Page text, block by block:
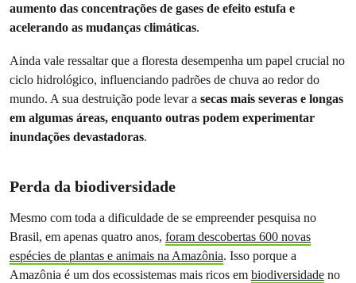
aumento das concentrações de gases de efeito estufa e
acelerando as mudanças climáticas.
Ainda vale ressaltar que a floresta desempenha um papel crucial no
ciclo hidrológico, influenciando padrões de chuva ao redor do
mundo. A sua destruição pode levar a secas mais severas e longas
em algumas áreas, enquanto outras podem experimentar
inundações devastadoras.
Perda da biodiversidade
Mesmo com toda a dificuldade de se empreender pesquisa no
Brasil, em apenas quatro anos, foram descobertas 600 novas
espécies de plantas e animais na Amazônia. Isso porque a
Amazônia é um dos ecossistemas mais ricos em biodiversidade no